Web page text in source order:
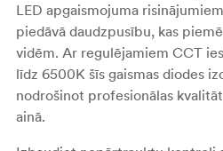
LED apgaismojuma
piedāvā daudzpusību, kas
vidēm. Ar regulējamiem CCT
līdz 6500K šīs gaismas diodes
nodrošinot profesionālas
ainā.